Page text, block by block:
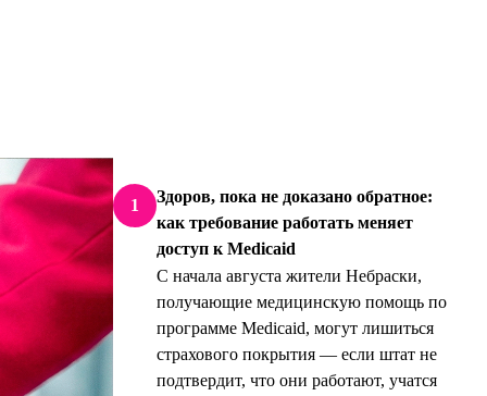
1
Здоров, пока не доказано обратное:
как требование работать меняет
доступ к Medicaid
С начала августа жители Небраски,
получающие медицинскую помощь по
программе Medicaid, могут лишиться
страхового покрытия — если штат не
подтвердит, что они работают, учатся